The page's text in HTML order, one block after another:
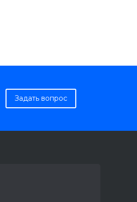
Задать вопрос